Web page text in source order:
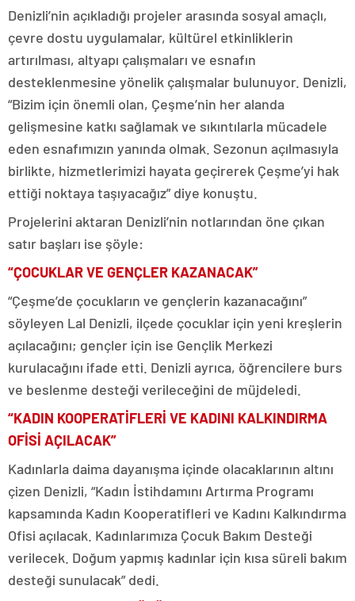
Denizli’nin açıkladığı projeler arasında sosyal amaçlı,
çevre dostu uygulamalar, kültürel etkinliklerin
artırılması, altyapı çalışmaları ve esnafın
desteklenmesine yönelik çalışmalar bulunuyor. Denizli,
“Bizim için önemli olan, Çeşme’nin her alanda
gelişmesine katkı sağlamak ve sıkıntılarla mücadele
eden esnafımızın yanında olmak. Sezonun açılmasıyla
birlikte, hizmetlerimizi hayata geçirerek Çeşme’yi hak
ettiği noktaya taşıyacağız” diye konuştu.
Projelerini aktaran Denizli’nin notlarından öne çıkan
satır başları ise şöyle:
“ÇOCUKLAR VE GENÇLER KAZANACAK”
“Çeşme’de çocukların ve gençlerin kazanacağını”
söyleyen Lal Denizli, ilçede çocuklar için yeni kreşlerin
açılacağını; gençler için ise Gençlik Merkezi
kurulacağını ifade etti. Denizli ayrıca, öğrencilere burs
ve beslenme desteği verileceğini de müjdeledi.
“KADIN KOOPERATİFLERİ VE KADINI KALKINDIRMA
OFİSİ AÇILACAK”
Kadınlarla daima dayanışma içinde olacaklarının altını
çizen Denizli, “Kadın İstihdamını Artırma Programı
kapsamında Kadın Kooperatifleri ve Kadını Kalkındırma
Ofisi açılacak. Kadınlarımıza Çocuk Bakım Desteği
verilecek. Doğum yapmış kadınlar için kısa süreli bakım
desteği sunulacak” dedi.